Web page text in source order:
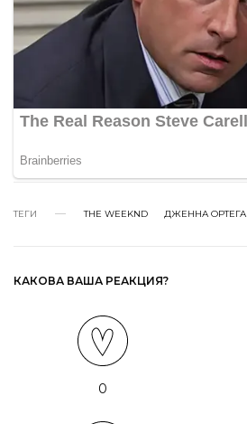
ТЕГИ THE WEEKND ДЖЕННА ОРТЕГА
КАКОВА ВАША РЕАКЦИЯ?
0